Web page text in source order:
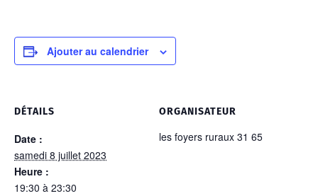
Ajouter au calendrier
DÉTAILS
Date :
samedi 8 juillet 2023
Heure :
19:30 à 23:30
ORGANISATEUR
les foyers ruraux 31 65